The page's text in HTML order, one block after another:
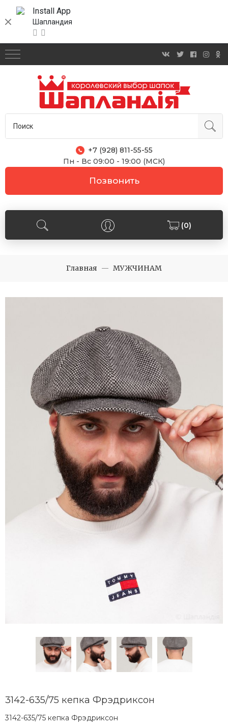
Install App
Шапландия
+7 (928) 811-55-55
Пн - Вс 09:00 - 19:00 (МСК)
Позвонить
(0)
Главная МУЖЧИНАМ
3142-635/75 кепка Фрэдриксон
3142-635/75 кепка Фрэдриксон